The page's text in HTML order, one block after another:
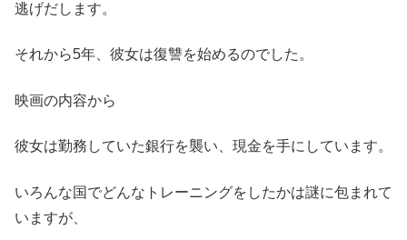
逃げだします。
それから5年、彼女は復讐を始めるのでした。
映画の内容から
彼女は勤務していた銀行を襲い、現金を手にしています。
いろんな国でどんなトレーニングをしたかは謎に包まれて
いますが、